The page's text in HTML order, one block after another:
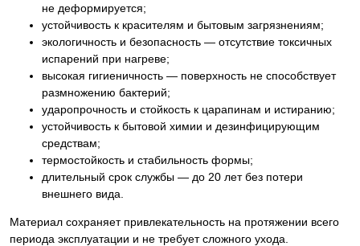
не деформируется;
устойчивость к красителям и бытовым загрязнениям;
экологичность и безопасность — отсутствие токсичных
испарений при нагреве;
высокая гигиеничность — поверхность не способствует
размножению бактерий;
ударопрочность и стойкость к царапинам и истиранию;
устойчивость к бытовой химии и дезинфицирующим
средствам;
термостойкость и стабильность формы;
длительный срок службы — до 20 лет без потери
внешнего вида.
Материал сохраняет привлекательность на протяжении всего
периода эксплуатации и не требует сложного ухода.